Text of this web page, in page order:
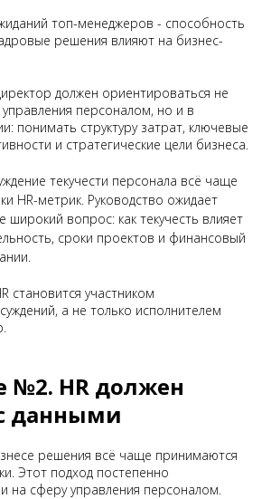
топ-менеджеров - способность
решения влияют на бизнес-
должен ориентироваться не
персоналом, но и в
понимать структуру затрат, ключевые
и стратегические цели бизнеса.
текучести персонала всё чаще
HR-метрик. Руководство ожидает
широкий вопрос: как текучесть влияет
сроки проектов и финансовый
становится участником
а не только исполнителем
HR должен
данными
решения всё чаще принимаются
Этот подход постепенно
на сферу управления персоналом.